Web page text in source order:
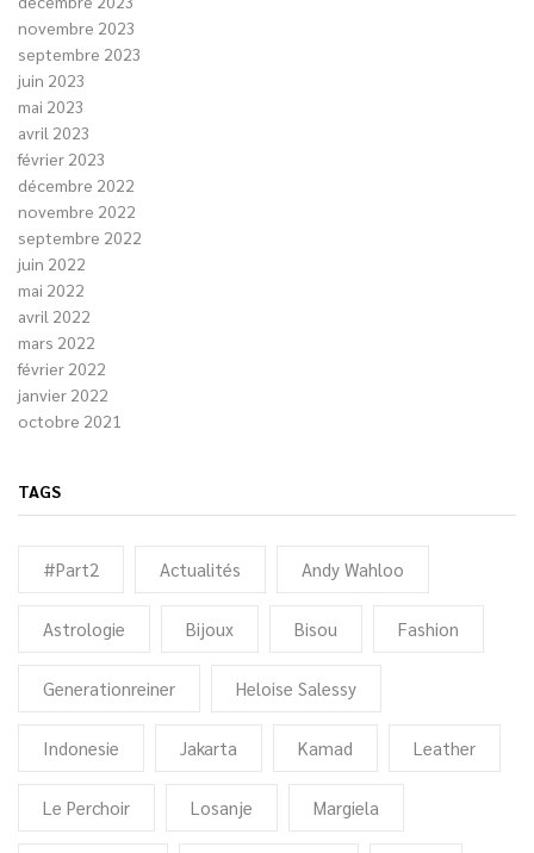
novembre 2023
septembre 2023
juin 2023
mai 2023
avril 2023
février 2023
décembre 2022
novembre 2022
septembre 2022
juin 2022
mai 2022
avril 2022
mars 2022
février 2022
janvier 2022
octobre 2021
TAGS
#Part2 Actualités Andy Wahloo
Astrologie Bijoux Bisou Fashion
Generationreiner Heloise Salessy
Indonesie Jakarta Kamad Leather
Le Perchoir Losanje Margiela